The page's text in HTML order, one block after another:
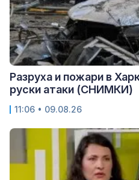
Разруха и пожари в
руски атаки (СНИМКИ)
11:06 • 09.08.26